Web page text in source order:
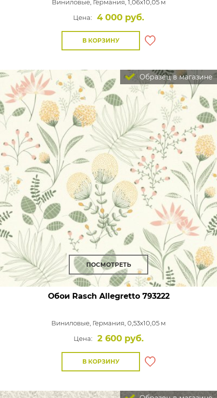
Виниловые, Германия, 1,06x10,05 м
Цена:
4 000 руб.
В КОРЗИНУ
Образец в магазине
ПОСМОТРЕТЬ
Обои Rasch Allegretto793222
Виниловые, Германия, 0,53x10,05 м
Цена:
2 600 руб.
В КОРЗИНУ